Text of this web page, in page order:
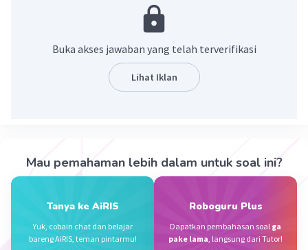
dokumen tersebut telah dikenai pajak. Jadi, bisa
dibilang materai itu seperti stempel yang menandakan
·0.0
Iklan
Jawaban terverifikasi
materai merupakan alat bukti terkait dengan kenyataan
ataupun perbuatan yang sifatnya perdata
Beri Rating
Buka akses jawaban yang telah terverifikasi
Lihat Iklan
Mau pemahaman lebih dalam untuk soal ini?
Tanya ke AiRIS
Yuk, cobain chat dan belajar
bareng AiRIS, teman pintarmu!
Roboguru Plus
Dapatkan pembahasan soal ga
pake lama, langsung dari Tutor!